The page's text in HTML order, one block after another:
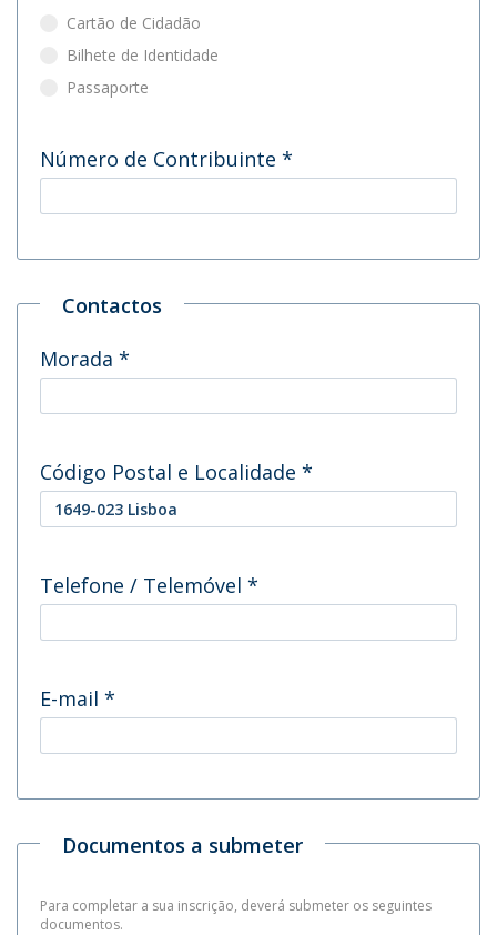
Cartão de Cidadão
Bilhete de Identidade
Passaporte
Número de Contribuinte *
Contactos
Morada *
Código Postal e Localidade *
Telefone / Telemóvel *
E-mail *
Documentos a submeter
Para completar a sua inscrição, deverá submeter os seguintes
documentos.